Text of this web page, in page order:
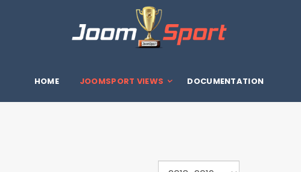
HOME JOOMSPORT VIEWS DOCUMENTATION